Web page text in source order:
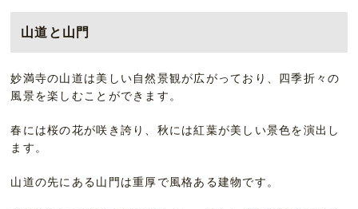
山道と山門
妙満寺の山道は美しい自然景観が広がっており、四季折々の
風景を楽しむことができます。
春には桜の花が咲き誇り、秋には紅葉が美しい景色を演出し
ます。
山道の先にある山門は重厚で風格ある建物です。